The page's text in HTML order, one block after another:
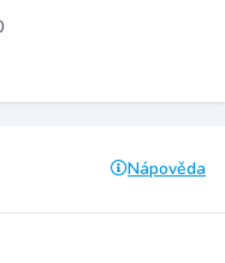
Nápověda